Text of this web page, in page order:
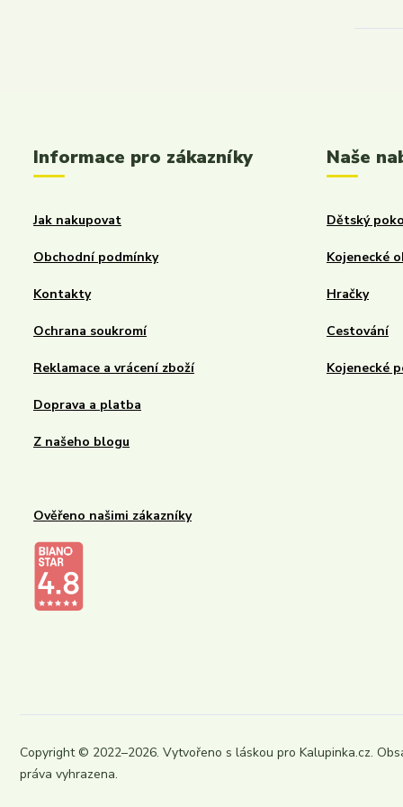
Informace pro zákazníky
Jak nakupovat
Obchodní podmínky
Kontakty
Ochrana soukromí
Reklamace a vrácení zboží
Doprava a platba
Z našeho blogu
Ověřeno našimi zákazníky
Naše
Dětský
Kojenecké
Hračky
Cestování
Kojenecké
Copyright © 2022–2026. Vytvořeno s láskou pro Kalupinka.cz.
práva vyhrazena.